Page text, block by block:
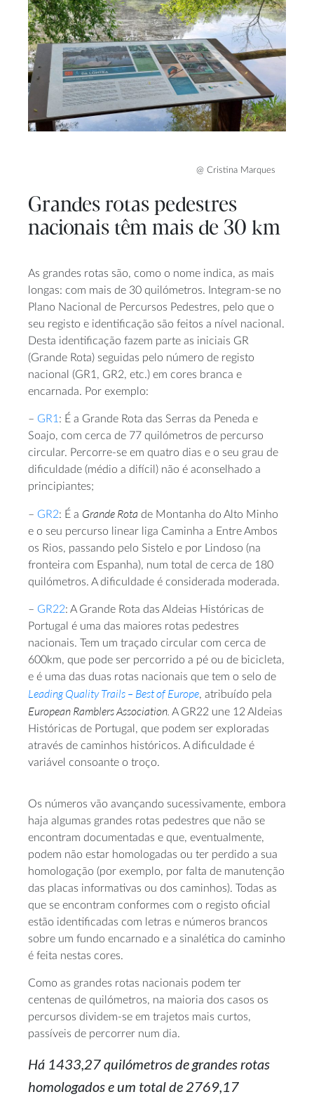
@ Cristina Marques
Grandes rotas pedestres
nacionais têm mais de 30 km
As grandes rotas são, como o nome indica, as mais
longas: com mais de 30 quilómetros. Integram-se no
Plano Nacional de Percursos Pedestres, pelo que o
seu registo e identificação são feitos a nível nacional.
Desta identificação fazem parte as iniciais GR
(Grande Rota) seguidas pelo número de registo
nacional (GR1, GR2, etc.) em cores branca e
encarnada. Por exemplo:
– GR1 : É a Grande Rota das Serras da Peneda e
Soajo, com cerca de 77 quilómetros de percurso
circular. Percorre-se em quatro dias e o seu grau de
dificuldade (médio a difícil) não é aconselhado a
principiantes;
– GR2: É a Grande Rota de Montanha do Alto Minho
e o seu percurso linear liga Caminha a Entre Ambos
os Rios, passando pelo Sistelo e por Lindoso (na
fronteira com Espanha), num total de cerca de 180
quilómetros. A dificuldade é considerada moderada.
– GR22: A Grande Rota das Aldeias Históricas de
Portugal é uma das maiores rotas pedestres
nacionais. Tem um traçado circular com cerca de
600km, que pode ser percorrido a pé ou de bicicleta,
e é uma das duas rotas nacionais que tem o selo de
Leading Quality Trails – Best of Europe, atribuído pela
European Ramblers Association. A GR22 une 12 Aldeias
Históricas de Portugal, que podem ser exploradas
através de caminhos históricos. A dificuldade é
variável consoante o troço.
Os números vão avançando sucessivamente, embora
haja algumas grandes rotas pedestres que não se
encontram documentadas e que, eventualmente,
podem não estar homologadas ou ter perdido a sua
homologação (por exemplo, por falta de manutenção
das placas informativas ou dos caminhos). Todas as
que se encontram conformes com o registo oficial
estão identificadas com letras e números brancos
sobre um fundo encarnado e a sinalética do caminho
é feita nestas cores.
Como as grandes rotas nacionais podem ter
centenas de quilómetros, na maioria dos casos os
percursos dividem-se em trajetos mais curtos,
passíveis de percorrer num dia.
Há 1433,27 quilómetros de grandes rotas
homologados e um total de 2769,17